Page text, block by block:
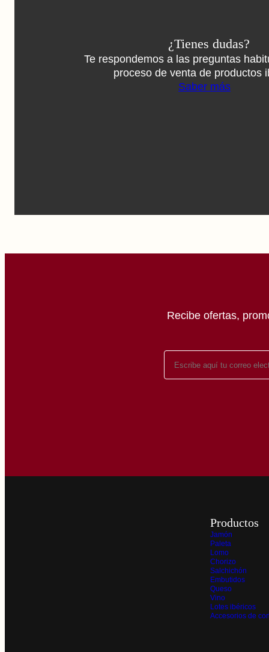
¿Tienes dudas?
Te respondemos a las preguntas
proceso de venta de productos
Saber más
Recibe ofertas,
Productos
Jamón
Paleta
Lomo
Chorizo
Salchichón
Embutidos
Queso
Vino
Lotes ibéricos
Accesorios de